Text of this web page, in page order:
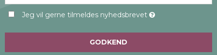
Jeg vil gerne tilmeldes nyhedsbrevet
GODKEND